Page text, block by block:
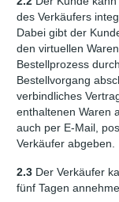
des Verkäufers
Dabei gibt der
den virtuellen
Bestellprozess
Bestellvorgang
verbindliches
enthaltenen Waren
auch per E-Mail,
Verkäufer abgeben.
2.3 Der Verkäufer
fünf Tagen